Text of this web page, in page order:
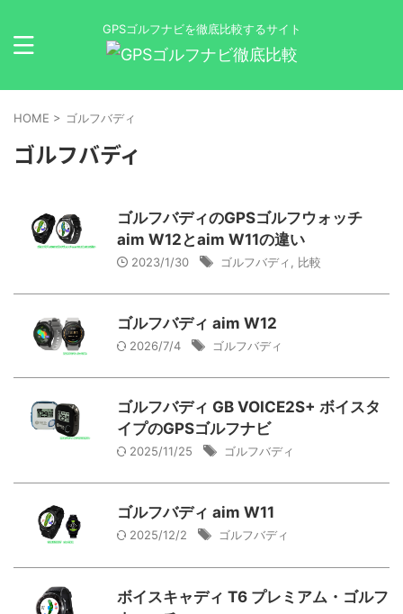
GPSゴルフナビを徹底比較するサイト
HOME > ゴルフバディ
ゴルフバディ
ゴルフバディのGPSゴルフウォッチ
aim W12とaim W11の違い
2023/1/30 ゴルフバディ 比較
ゴルフバディ aim W12
2026/7/4 ゴルフバディ
ゴルフバディ GB VOICE2S+ ボイスタ
イプのGPSゴルフナビ
2025/11/25 ゴルフバディ
ゴルフバディ aim W11
2025/12/2 ゴルフバディ
ボイスキャディ T6 プレミアム・ゴルフ